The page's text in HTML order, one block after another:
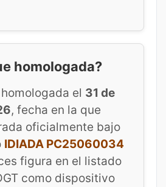
homologada?
el 31 de
, fecha en la que
oficialmente bajo
IDIADA PC25060034
figura en el listado
como dispositivo